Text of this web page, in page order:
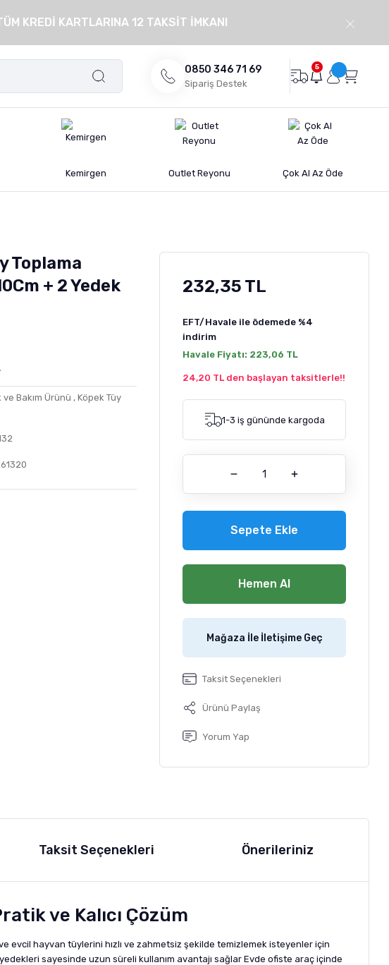
KREDİ KARTLARINA 12 TAKSİT İMKANI
0850 346 71 69
Sipariş Destek
5
Kemirgen Outlet Reyonu Çok Al Az Öde
Toplama
+ 2 Yedek
ve Bakım Ürünü , Köpek Tüy
232,35 TL
EFT/Havale ile ödemede %4
indirim
Havale Fiyatı: 223,06 TL
24,20 TL den başlayan taksitlerle!!
1-3 iş gününde kargoda
Sepete Ekle
Hemen Al
Mağaza İle İletişime Geç
Taksit Seçenekleri
Ürünü Paylaş
Yorum Yap
Taksit Seçenekleri Önerileriniz
ve Kalıcı Çözüm
evcil hayvan tüylerini hızlı ve zahmetsiz şekilde temizlemek isteyenler için
sayesinde uzun süreli kullanım avantajı sağlar Evde ofiste araç içinde